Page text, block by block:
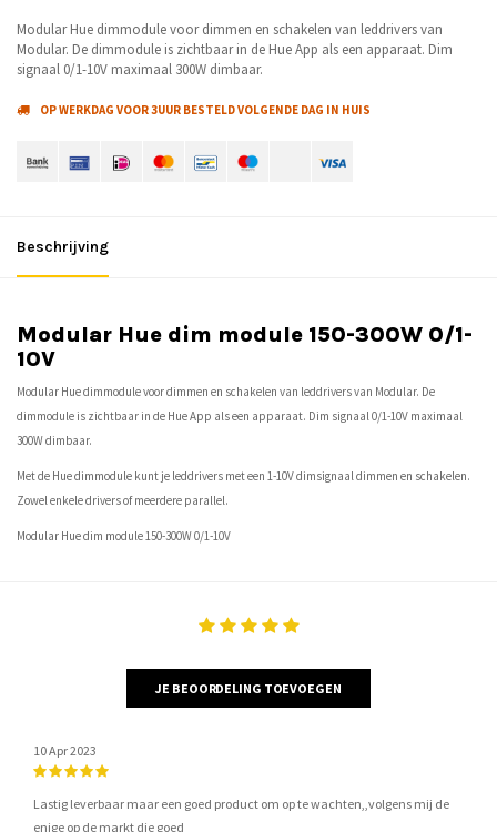
Modular Hue dimmodule voor dimmen en schakelen van leddrivers van
Modular. De dimmodule is zichtbaar in de Hue App als een apparaat. Dim
signaal 0/1-10V maximaal 300W dimbaar.
OP WERKDAG VOOR 3UUR BESTELD VOLGENDE DAG IN HUIS
Beschrijving
Modular Hue dim module 150-300W 0/1-
10V
Modular Hue dimmodule voor dimmen en schakelen van leddrivers van Modular. De
dimmodule is zichtbaar in de Hue App als een apparaat. Dim signaal 0/1-10V maximaal
300W dimbaar.
Met de Hue dimmodule kunt je leddrivers met een 1-10V dimsignaal dimmen en schakelen.
Zowel enkele drivers of meerdere parallel.
Modular Hue dim module 150-300W 0/1-10V
JE BEOORDELING TOEVOEGEN
10 Apr 2023
Lastig leverbaar maar een goed product om op te wachten,,volgens mij de
enige op de markt die goed